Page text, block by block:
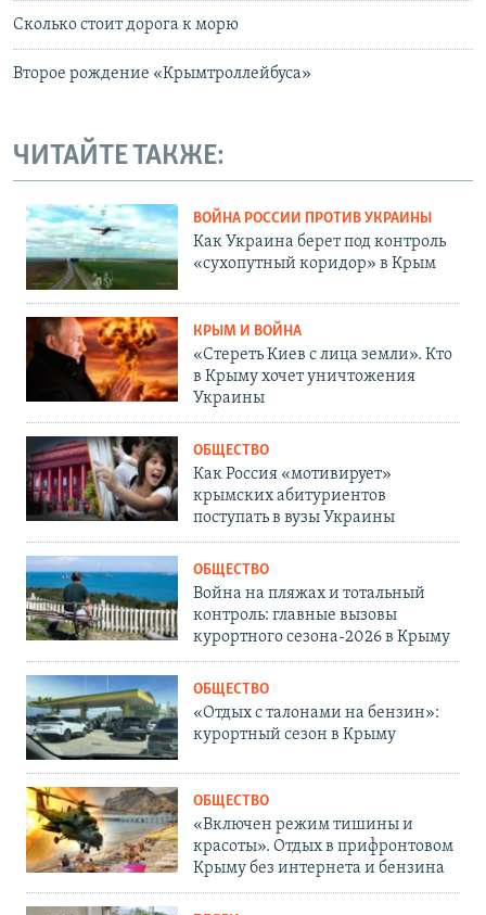
Сколько стоит дорога к морю
Второе рождение «Крымтроллейбуса»
ЧИТАЙТЕ ТАКЖЕ:
ВОЙНА РОССИИ ПРОТИВ УКРАИНЫ
Как Украина берет под контроль
«сухопутный коридор» в Крым
КРЫМ И ВОЙНА
«Стереть Киев с лица земли». Кто
в Крыму хочет уничтожения
Украины
ОБЩЕСТВО
Как Россия «мотивирует»
крымских абитуриентов
поступать в вузы Украины
ОБЩЕСТВО
Война на пляжах и тотальный
контроль: главные вызовы
курортного сезона-2026 в Крыму
ОБЩЕСТВО
«Отдых с талонами на бензин»:
курортный сезон в Крыму
ОБЩЕСТВО
«Включен режим тишины и
красоты». Отдых в прифронтовом
Крыму без интернета и бензина